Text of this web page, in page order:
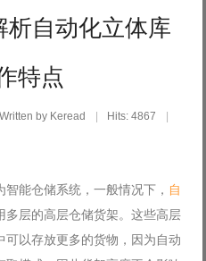
自动化立体库
特点
Written by Keread
Hits: 4867
能仓储系统，一般情况下， 自
多层的高层仓储货架。这些高层
以存放更多的货物，因为自动